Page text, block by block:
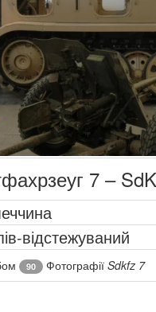
7 –
відстежуваний
90 Фотографії Sdkfz 7